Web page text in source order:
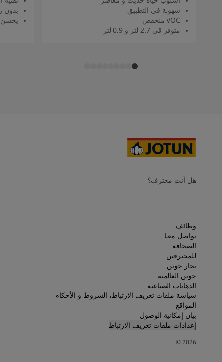
سهولة في التطبيق
VOC منخفض
متوفر قي 2.7 لتر و 0.9 لتر
بدون
يحسن
هل أنت محترف؟
وظائف
تواصل معنا
الصحافة
للمحترفين
تجار جوتن
جوتن العالمية
الدهانات الصناعية
سياسة ملفات تعريف الارتباط، الشروط و الأحكام
المواقع
بيان إمكانية الوصول
إعدادات ملفات تعريف الارتباط
2026
©